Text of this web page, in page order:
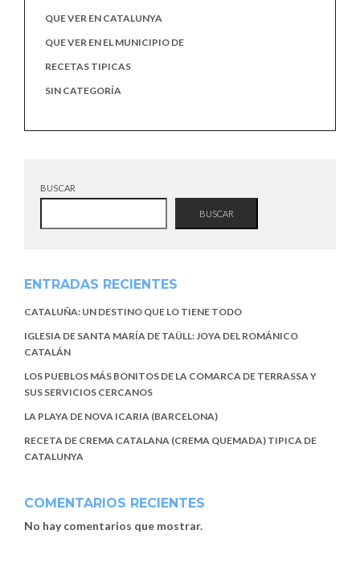
QUE VER EN CATALUNYA
QUE VER EN EL MUNICIPIO DE
RECETAS TIPICAS
SIN CATEGORÍA
BUSCAR
BUSCAR
ENTRADAS RECIENTES
CATALUÑA: UN DESTINO QUE LO TIENE TODO
IGLESIA DE SANTA MARÍA DE TAÜLL: JOYA DEL ROMÁNICO
CATALÁN
LOS PUEBLOS MÁS BONITOS DE LA COMARCA DE TERRASSA Y
SUS SERVICIOS CERCANOS
LA PLAYA DE NOVA ICARIA (BARCELONA)
RECETA DE CREMA CATALANA (CREMA QUEMADA) TIPICA DE
CATALUNYA
COMENTARIOS RECIENTES
No hay comentarios que mostrar.